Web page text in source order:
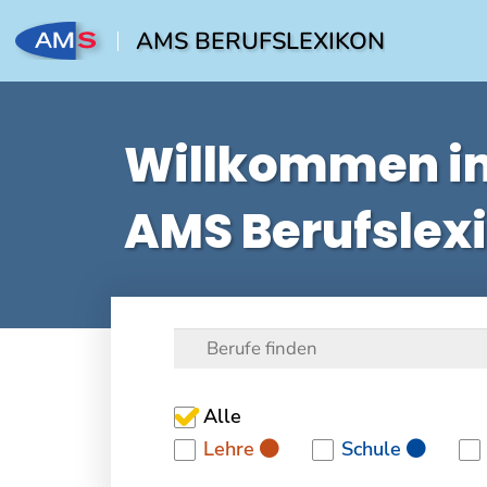
AMS BERUFSLEXIKON
Willkommen
AMS
Alle
Lehre
Schule